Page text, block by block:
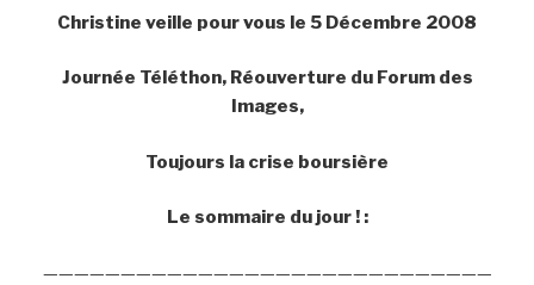
Christine veille pour vous le 5 Décembre 2008
Journée Téléthon, Réouverture du Forum des
Images,
Toujours la crise boursière
Le sommaire du jour ! :
—————————————————————————————